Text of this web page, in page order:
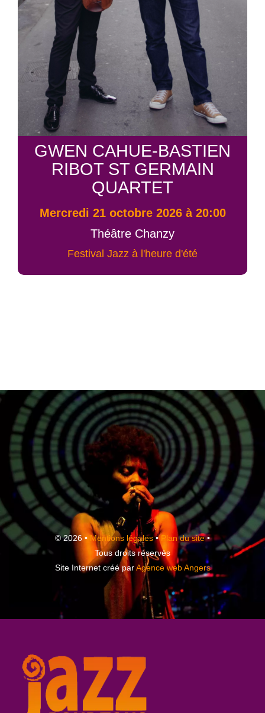
GWEN CAHUE-BASTIEN
RIBOT ST GERMAIN
QUARTET
mercredi 21 octobre 2026 à 20:00
Théâtre Chanzy
Festival Jazz à l'heure d'été
© 2026 • Mentions légales•Plan du site•
Tous droits réservés
Site Internet créé parAgence web Angers